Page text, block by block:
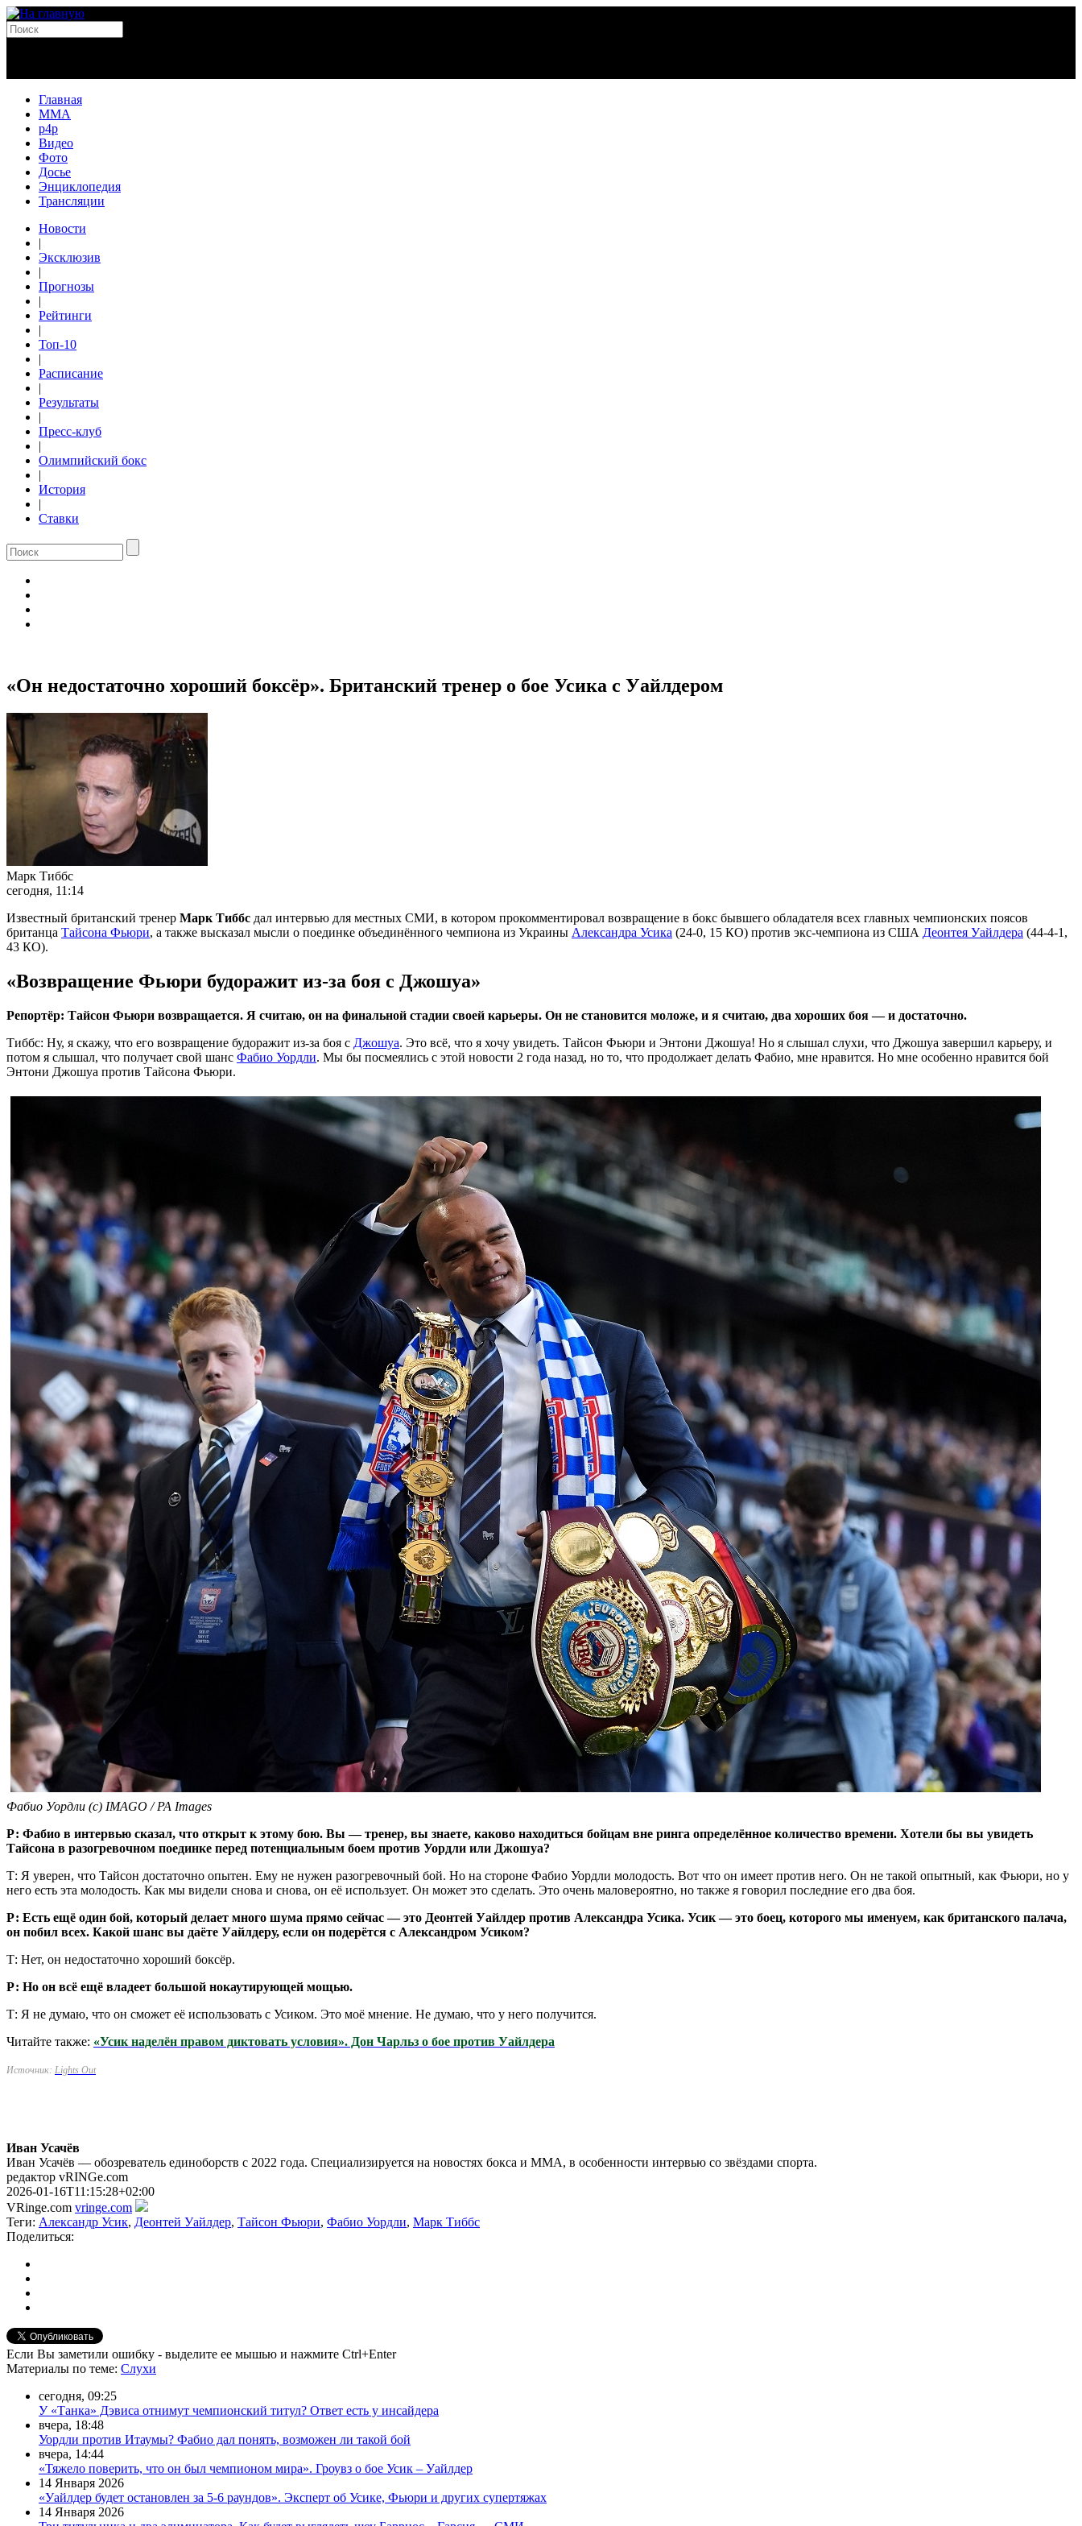
Главная
MMA
p4p
Видео
Фото
Досье
Энциклопедия
Трансляции
Новости
|
Эксклюзив
|
Прогнозы
|
Рейтинги
|
Топ-10
|
Расписание
|
Результаты
|
Пресс-клуб
|
Олимпийский бокс
|
История
|
Ставки
«Он недостаточно хороший боксёр». Британский тренер о бое Усика с Уайлдером
Марк Тиббс
сегодня, 11:14
Известный британский тренер Марк Тиббс дал интервью для местных СМИ, в котором прокомментировал возвращение в бокс бывшего обладателя всех главных чемпионских поясов
британца Тайсона Фьюри, а также высказал мысли о поединке объединённого чемпиона из Украины Александра Усика (24-0, 15 КО) против экс-чемпиона из США Деонтея Уайлдера (44-4-1,
43 КО).
«Возвращение Фьюри будоражит из-за боя с Джошуа»
Репортёр: Тайсон Фьюри возвращается. Я считаю, он на финальной стадии своей карьеры. Он не становится моложе, и я считаю, два хороших боя — и достаточно.
Тиббс: Ну, я скажу, что его возвращение будоражит из-за боя с Джошуа. Это всё, что я хочу увидеть. Тайсон Фьюри и Энтони Джошуа! Но я слышал слухи, что Джошуа завершил карьеру, и
потом я слышал, что получает свой шанс Фабио Уордли. Мы бы посмеялись с этой новости 2 года назад, но то, что продолжает делать Фабио, мне нравится. Но мне особенно нравится бой
Энтони Джошуа против Тайсона Фьюри.
Фабио Уордли (с) IMAGO / PA Images
Р: Фабио в интервью сказал, что открыт к этому бою. Вы — тренер, вы знаете, каково находиться бойцам вне ринга определённое количество времени. Хотели бы вы увидеть
Тайсона в разогревочном поединке перед потенциальным боем против Уордли или Джошуа?
Т: Я уверен, что Тайсон достаточно опытен. Ему не нужен разогревочный бой. Но на стороне Фабио Уордли молодость. Вот что он имеет против него. Он не такой опытный, как Фьюри, но у
него есть эта молодость. Как мы видели снова и снова, он её использует. Он может это сделать. Это очень маловероятно, но также я говорил последние его два боя.
Р: Есть ещё один бой, который делает много шума прямо сейчас — это Деонтей Уайлдер против Александра Усика. Усик — это боец, которого мы именуем, как британского палача,
он побил всех. Какой шанс вы даёте Уайлдеру, если он подерётся с Александром Усиком?
Т: Нет, он недостаточно хороший боксёр.
Р: Но он всё ещё владеет большой нокаутирующей мощью.
Т: Я не думаю, что он сможет её использовать с Усиком. Это моё мнение. Не думаю, что у него получится.
Читайте также: «Усик наделён правом диктовать условия». Дон Чарльз о бое против Уайлдера
Источник: Lights Out
Иван Усачёв
Иван Усачёв — обозреватель единоборств с 2022 года. Специализируется на новостях бокса и ММА, в особенности интервью со звёздами спорта.
редактор vRINGe.com
2026-01-16T11:15:28+02:00
VRinge.com vringe.com
Теги: Александр Усик, Деонтей Уайлдер, Тайсон Фьюри, Фабио Уордли, Марк Тиббс
Поделиться:
Если Вы заметили ошибку - выделите ее мышью и нажмите Ctrl+Enter
Материалы по теме: Слухи
сегодня, 09:25
У «Танка» Дэвиса отнимут чемпионский титул? Ответ есть у инсайдера
вчера, 18:48
Уордли против Итаумы? Фабио дал понять, возможен ли такой бой
вчера, 14:44
«Тяжело поверить, что он был чемпионом мира». Гроувз о бое Усик – Уайлдер
14 Января 2026
«Уайлдер будет остановлен за 5-6 раундов». Эксперт об Усике, Фьюри и других супертяжах
14 Января 2026